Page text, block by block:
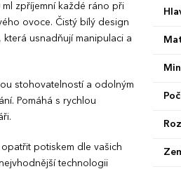
ml zpříjemní každé ráno při
ovoce. Čistý bílý design
usnadňují manipulaci a
stohovatelností a odolným
Pomáhá s rychlou
opatřit potiskem dle vašich
technologii